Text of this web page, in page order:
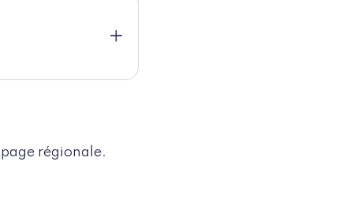
régionale.